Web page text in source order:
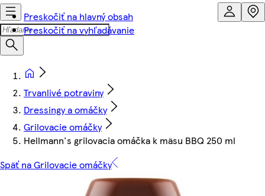
Preskočiť na hlavný obsah
Preskočiť na vyhľadávanie
Trvanlivé potraviny
Dressingy a omáčky
Grilovacie omáčky
Hellmann's grilovacia omáčka k mäsu BBQ 250 ml
Späť na Grilovacie omáčky